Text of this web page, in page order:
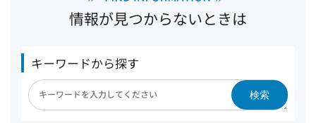
情報が見つからないときは
キーワードから探す
検索